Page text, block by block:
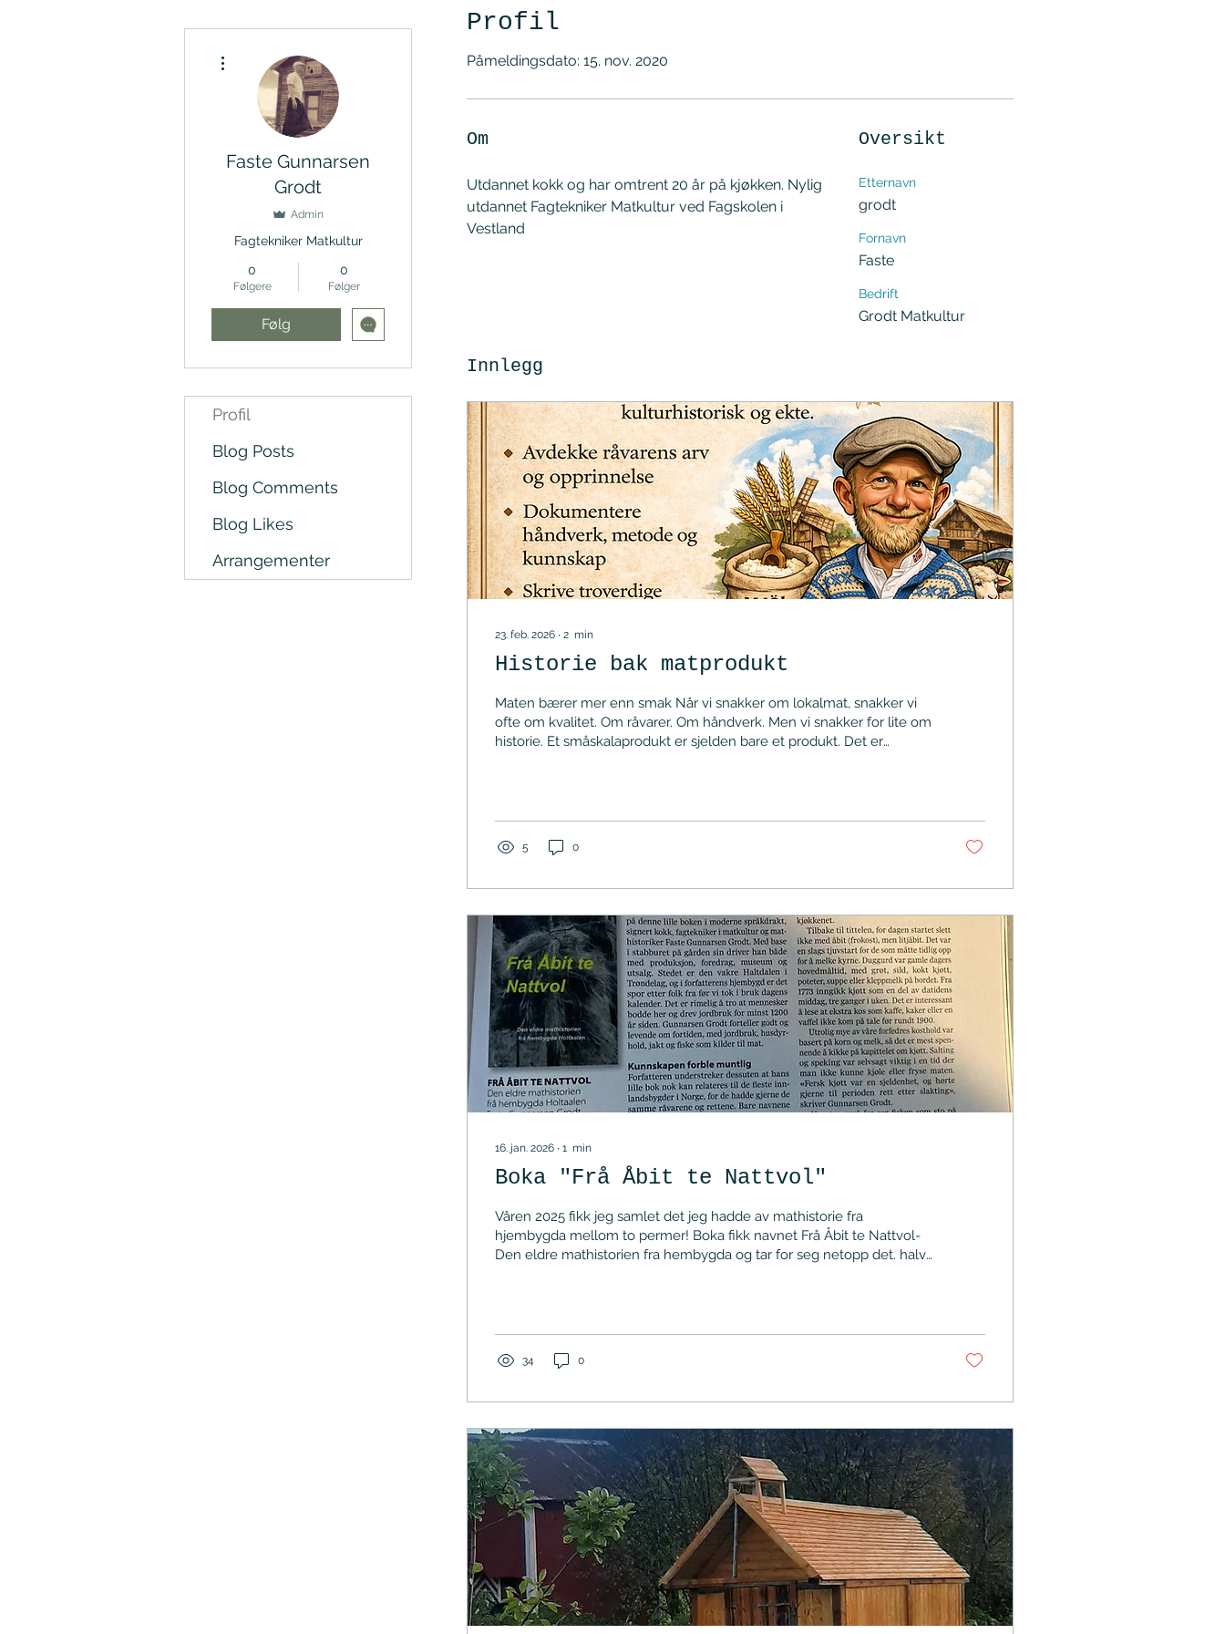
Profil
Påmeldingsdato: 15. nov. 2020
Om
Utdannet kokk og har omtrent 20 år på kjøkken. Nylig
utdannet Fagtekniker Matkultur ved Fagskolen i
Vestland
Oversikt
Etternavn
grodt
Fornavn
Faste
Bedrift
Grodt Matkultur
Innlegg
23. feb. 2026 ∙ 2 min
Historie bak matprodukt
Maten bærer mer enn smak Når vi snakker om lokalmat, snakker vi
ofte om kvalitet. Om råvarer. Om håndverk. Men vi snakker for lite om
historie. Et småskalaprodukt er sjelden bare et produkt. Det er
kjøkkenet.Som bonde har jeg kjent den i jorda.Som mathistoriker har
jeg fulgt sporene bakover i tid. Og...
5 0
16. jan. 2026 ∙ 1 min
Boka "Frå Åbit te Nattvol"
Våren 2025 fikk jeg samlet det jeg hadde av mathistorie fra
hjembygda mellom to permer! Boka fikk navnet Frå Åbit te Nattvol-
Den eldre mathistorien fra hembygda og tar for seg netopp det. halve
mathistorien-fra-hembygda
34 0
Faste Gunnarsen
Grodt
Admin
Fagtekniker Matkultur
0
Følgere
0
Følger
Følg
Profil
Blog Posts
Blog Comments
Blog Likes
Arrangementer